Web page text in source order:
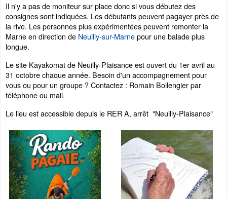
Il n'y a pas de moniteur sur place donc si vous débutez des
consignes sont indiquées. Les débutants peuvent pagayer près de
la rive. Les personnes plus expérimentées peuvent remonter la
Marne en direction de Neuilly-sur-Marnepour une balade plus
longue.
Le site Kayakomat de Neuilly-Plaisance est ouvert du 1er avril au
31 octobre chaque année. Besoin d'un accompagnement pour
vous ou pour un groupe ? Contactez : Romain Bollengier par
téléphone ou mail.
Le lieu est accessible depuis le RER A, arrêt "Neuilly-Plaisance"